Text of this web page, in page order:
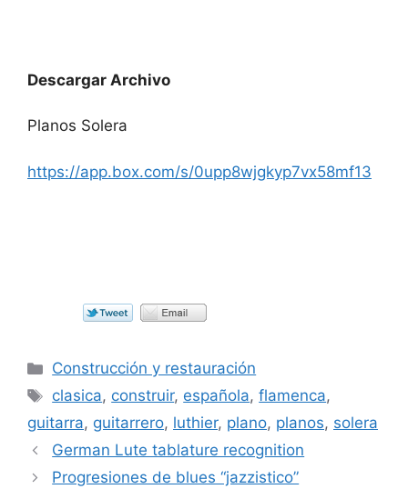
Descargar Archivo
Planos Solera
https://app.box.com/s/0upp8wjgkyp7vx58mf13
Categorías
Construcción y restauración
Etiquetas
clasica, construir, española,flamenca,
guitarra, guitarrero, luthier, plano, planos, solera
German Lute tablature recognition
Progresiones de blues “jazzistico”